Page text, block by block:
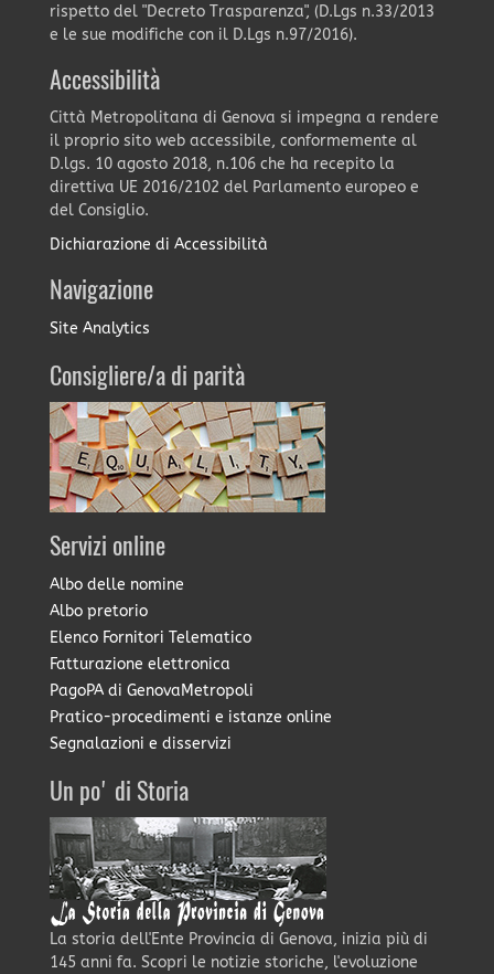
rispetto del "Decreto Trasparenza", (D.Lgs n.33/2013
e le sue modifiche con il D.Lgs n.97/2016).
Accessibilità
Città Metropolitana di Genova si impegna a rendere
il proprio sito web accessibile, conformemente al
D.lgs. 10 agosto 2018, n.106 che ha recepito la
direttiva UE 2016/2102 del Parlamento europeo e
del Consiglio.
Dichiarazione di Accessibilità
Navigazione
Site Analytics
Consigliere/a di parità
Servizi online
Albo delle nomine
Albo pretorio
Elenco Fornitori Telematico
Fatturazione elettronica
PagoPA di GenovaMetropoli
Pratico-procedimenti e istanze online
Segnalazioni e disservizi
Un po' di Storia
La storia dell'Ente Provincia di Genova, inizia più di
145 anni fa. Scopri le notizie storiche, l'evoluzione